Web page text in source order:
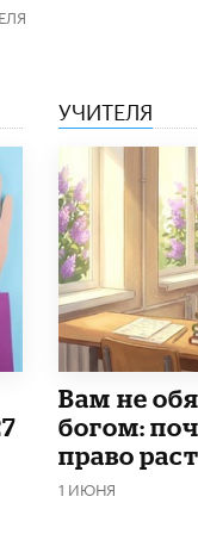
УЧИТЕЛЯ
​Вам не
богом:
право
1 ИЮНЯ